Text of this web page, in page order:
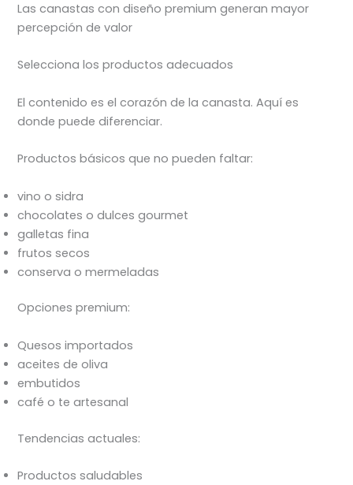
Las canastas con diseño premium generan mayor
percepción de valor
Selecciona los productos adecuados
El contenido es el corazón de la canasta. Aquí es
donde puede diferenciar.
Productos básicos que no pueden faltar:
vino o sidra
chocolates o dulces gourmet
galletas fina
frutos secos
conserva o mermeladas
Opciones premium:
Quesos importados
aceites de oliva
embutidos
café o te artesanal
Tendencias actuales:
Productos saludables